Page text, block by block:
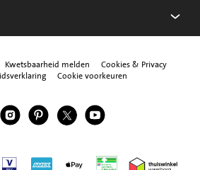
Kwetsbaarheid melden
Cookies & Privacy
Cookie voorkeuren
Facebook
Jumbo Instagram
Jumbo Pinterest
Jumbo Twitter
Jumbo YouTube
Vpay American Express
Apple Pay Thuiswinkel